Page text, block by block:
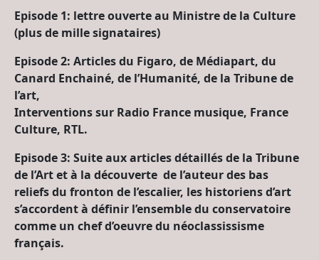
Episode 1: lettre ouverte au Ministre de la Culture
(plus de mille signataires)
Episode 2: Articles du Figaro, de Médiapart, du
Canard Enchainé, de l’Humanité, de la Tribune de
l’art,
Interventions sur Radio France musique, France
Culture, RTL.
Episode 3: Suite aux articles détaillés de la Tribune
de l’Art et à la découverte de l’auteur des bas
reliefs du fronton de l’escalier, les historiens d’art
s’accordent à définir l’ensemble du conservatoire
comme un chef d’oeuvre du néoclassissisme
français.